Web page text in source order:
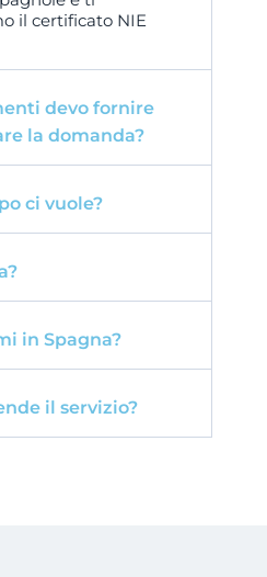
il certificato NIE
devo fornire
la domanda?
ci vuole?
in Spagna?
il servizio?